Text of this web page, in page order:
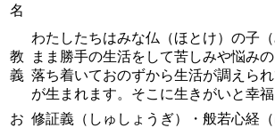
名
教
義
わたしたちはみな仏（ほとけ）の子
まま勝手の生活をして苦しみや悩み
落ち着いておのずから生活が調えら
が生まれます。そこに生きがいと幸
お 修証義（しゅしょうぎ）・般若心経